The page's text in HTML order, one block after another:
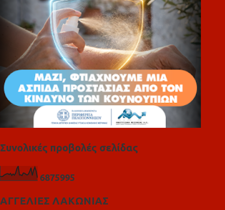
Συνολικές προβολές σελίδας
6875995
ΑΓΓΕΛΙΕΣ ΛΑΚΩΝΙΑΣ